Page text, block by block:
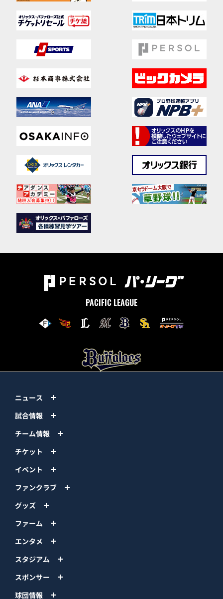
PACIFIC LEAGUE
ニュース
試合情報
チーム情報
チケット
イベント
ファンクラブ
グッズ
ファーム
エンタメ
スタジアム
スポンサー
球団情報